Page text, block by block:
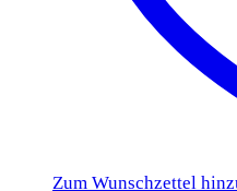
Zum Wunschzettel